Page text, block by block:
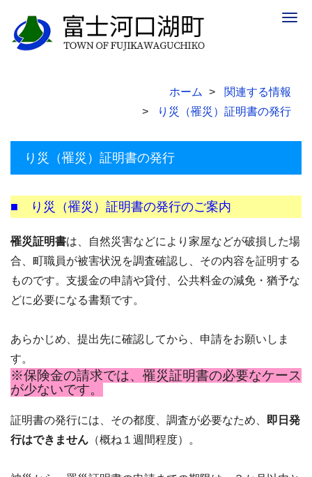
ホーム
関連する情報
り災（罹災）証明書の発行
り災（罹災）証明書の発行
■ り災（罹災）証明書の発行のご案内
罹災証明書は、自然災害などにより家屋などが破損した場
合、町職員が被害状況を調査確認し、その内容を証明する
ものです。支援金の申請や貸付、公共料金の減免・猶予な
どに必要になる書類です。
あらかじめ、提出先に確認してから、申請をお願いしま
す。
※保険金の請求では、罹災証明書の必要なケース
が少ないです。
証明書の発行には、その都度、調査が必要なため、
即日発
行はできません （概ね１週間程度）。